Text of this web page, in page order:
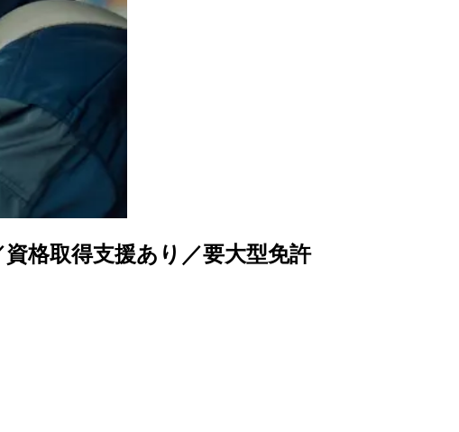
格取得支援あり／要大型免許